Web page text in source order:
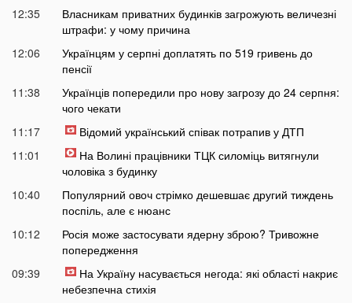
12:35
Власникам приватних будинків загрожують величезні
штрафи: у чому причина
12:06
Українцям у серпні доплатять по 519 гривень до
пенсії
11:38
Українців попередили про нову загрозу до 24 серпня:
чого чекати
11:17
Відомий український співак потрапив у ДТП
11:01
На Волині працівники ТЦК силоміць витягнули
чоловіка з будинку
10:40
Популярний овоч стрімко дешевшає другий тиждень
поспіль, але є нюанс
10:12
Росія може застосувати ядерну зброю? Тривожне
попередження
09:39
На Україну насувається негода: які області накриє
небезпечна стихія